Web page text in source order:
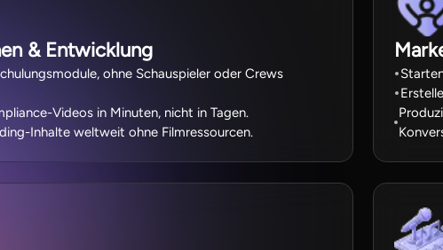
& Entwicklung
ohne Schauspieler oder Crews
Videos in Minuten, nicht in Tagen.
Inhalte weltweit ohne Filmressourcen.